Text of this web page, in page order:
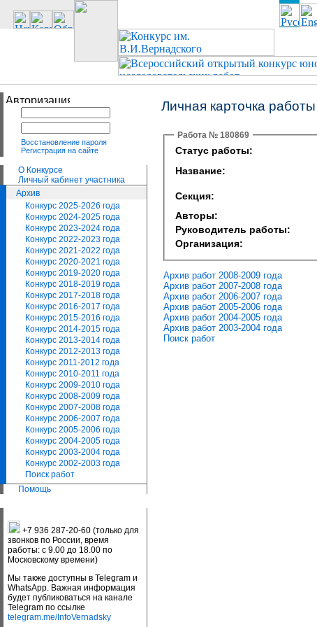
Восстановление пароля
Регистрация на сайте
О Конкурсе
Личный кабинет участника
Архив
Конкурс 2025-2026 года
Конкурс 2024-2025 года
Конкурс 2023-2024 года
Конкурс 2022-2023 года
Конкурс 2021-2022 года
Конкурс 2020-2021 года
Конкурс 2019-2020 года
Конкурс 2018-2019 года
Конкурс 2017-2018 года
Конкурс 2016-2017 года
Конкурс 2015-2016 года
Конкурс 2014-2015 года
Конкурс 2013-2014 года
Конкурс 2012-2013 года
Конкурс 2011-2012 года
Конкурс 2010-2011 года
Конкурс 2009-2010 года
Конкурс 2008-2009 года
Конкурс 2007-2008 года
Конкурс 2006-2007 года
Конкурс 2005-2006 года
Конкурс 2004-2005 года
Конкурс 2003-2004 года
Конкурс 2002-2003 года
Поиск работ
Помощь
+7 936 287-20-60 (только для
звонков по России, время
работы: с 9.00 до 18.00 по
Московскому времени)
Мы также доступны в Telegram и
WhatsApp. Важная информация
будет публиковаться на канале
Telegram по ссылке
telegram.me/InfoVernadsky
Личная карточка работы
Работа № 180869
Статус работы:
Название:
Секция:
Авторы:
Руководитель работы:
Организация:
Архив работ 2008-2009 года
Архив работ 2007-2008 года
Архив работ 2006-2007 года
Архив работ 2005-2006 года
Архив работ 2004-2005 года
Архив работ 2003-2004 года
Поиск работ